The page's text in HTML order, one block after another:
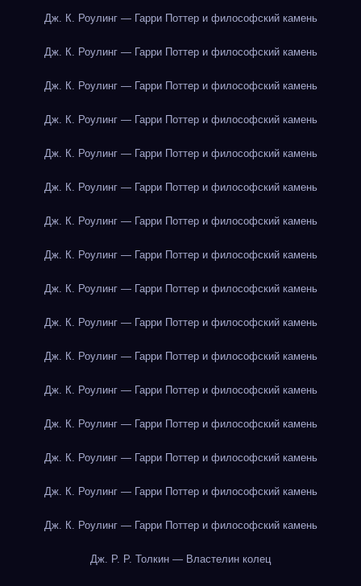
Дж. К. Роулинг — Гарри Поттер и философский камень
Дж. К. Роулинг — Гарри Поттер и философский камень
Дж. К. Роулинг — Гарри Поттер и философский камень
Дж. К. Роулинг — Гарри Поттер и философский камень
Дж. К. Роулинг — Гарри Поттер и философский камень
Дж. К. Роулинг — Гарри Поттер и философский камень
Дж. К. Роулинг — Гарри Поттер и философский камень
Дж. К. Роулинг — Гарри Поттер и философский камень
Дж. К. Роулинг — Гарри Поттер и философский камень
Дж. К. Роулинг — Гарри Поттер и философский камень
Дж. К. Роулинг — Гарри Поттер и философский камень
Дж. К. Роулинг — Гарри Поттер и философский камень
Дж. К. Роулинг — Гарри Поттер и философский камень
Дж. К. Роулинг — Гарри Поттер и философский камень
Дж. К. Роулинг — Гарри Поттер и философский камень
Дж. К. Роулинг — Гарри Поттер и философский камень
Дж. Р. Р. Толкин — Властелин колец